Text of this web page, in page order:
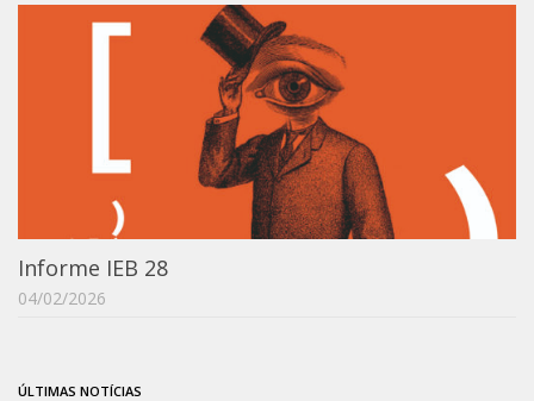
Acadêmico
Pós-Graduação
Almanack Braziliense
Cadernos do IEB
Catálogos
Guia do IEB
Informe IEB 28
04/02/2026
ÚLTIMAS NOTÍCIAS